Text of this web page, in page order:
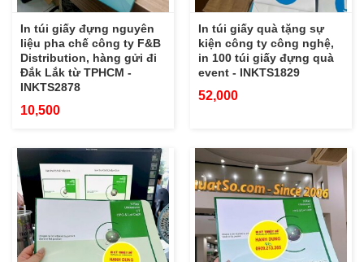
In túi giấy đựng nguyên
liệu pha chế công ty F&B
Distribution, hàng gửi đi
Đắk Lắk từ TPHCM -
INKTS2878
10,500
In túi giấy quà tặng sự
kiện công ty công nghệ,
in 100 túi giấy đựng quà
event - INKTS1829
52,000